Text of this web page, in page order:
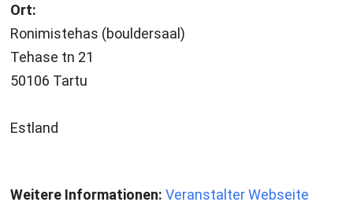
Ort:
Ronimistehas (bouldersaal)
Tehase tn 21
50106 Tartu
Estland
Weitere Informationen: Veranstalter Webseite